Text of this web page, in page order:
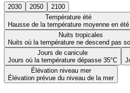
2030 2050
2100
Température été
Hausse de la température moyenne en été
Nuits tropicales
Nuits où la température ne descend pas
Jours de canicule
Jours où la température dépasse 35°C
Élévation niveau mer
Élévation prévue du niveau de la mer